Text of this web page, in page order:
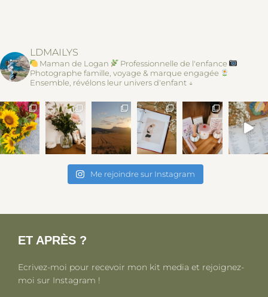
LDMAILYS
Maman de Logan
Professionnelle de l'enfance
Photographe famille, voyage & marque engagée
Ensemble, révélons leur univers d'enfant ↓
Me rejoindre sur Instagram
ET APRÈS ?
Ecrivez-moi pour recevoir mon kit media et rejoignez-
moi sur Instagram !